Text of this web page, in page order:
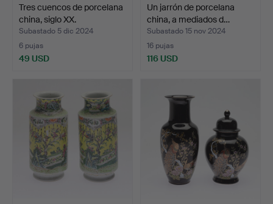
Tres cuencos de porcelana
china, siglo XX.
Subastado 5 dic 2024
6 pujas
49 USD
Un jarrón de porcelana
china, a mediados d…
Subastado 15 nov 2024
16 pujas
116 USD